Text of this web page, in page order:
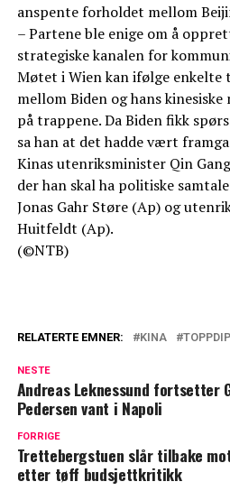
anspente forholdet mellom
– Partene ble enige om å
strategiske kanalen for
Møtet i Wien kan ifølge enkelte
mellom Biden og hans
på trappene. Da Biden fikk
sa han at det hadde vært
Kinas utenriksminister Qin
der han skal ha politiske
Jonas Gahr Støre (Ap) og
Huitfeldt (Ap).
(©NTB)
RELATERTE EMNER: KINA
NESTE
Andreas Leknessund fortsetter
Pedersen vant i Napoli
FORRIGE
Trettebergstuen slår tilbake
etter tøff budsjettkritikk